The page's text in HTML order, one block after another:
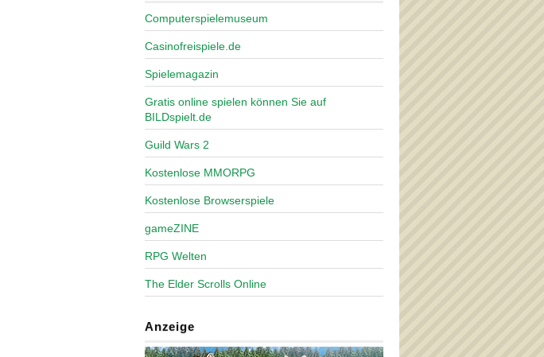
Computerspielemuseum
Casinofreispiele.de
Spielemagazin
Gratis online spielen können Sie auf
BILDspielt.de
Guild Wars 2
Kostenlose MMORPG
Kostenlose Browserspiele
gameZINE
RPG Welten
The Elder Scrolls Online
Anzeige